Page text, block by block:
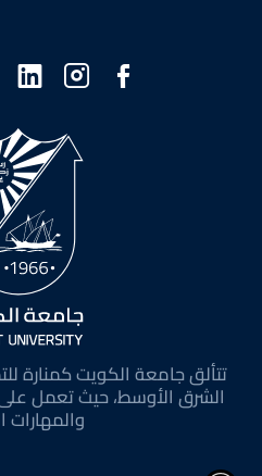
تتألق جامعة الكويت كمنارة
الشرق الأوسط، حيث تعمل
والمهارات